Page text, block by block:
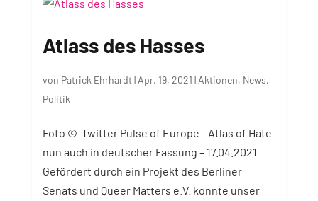
Atlass des Hasses
von Patrick Ehrhardt| Apr. 19, 2021 | Aktionen, News,
Politik
Foto © Twitter Pulse of Europe Atlas of Hate
nun auch in deutscher Fassung – 17.04.2021
Gefördert durch ein Projekt des Berliner
Senats und Queer Matters e.V. konnte unser